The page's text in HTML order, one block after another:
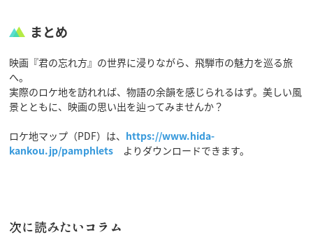
まとめ
映画『君の忘れ方』の世界に浸りながら、飛騨市の魅力を巡る旅
へ。
実際のロケ地を訪れれば、物語の余韻を感じられるはず。美しい風
景とともに、映画の思い出を辿ってみませんか？
ロケ地マップ（PDF）は、 https://www.hida-
kankou.jp/pamphlets よりダウンロードできます。
次に読みたいコラム